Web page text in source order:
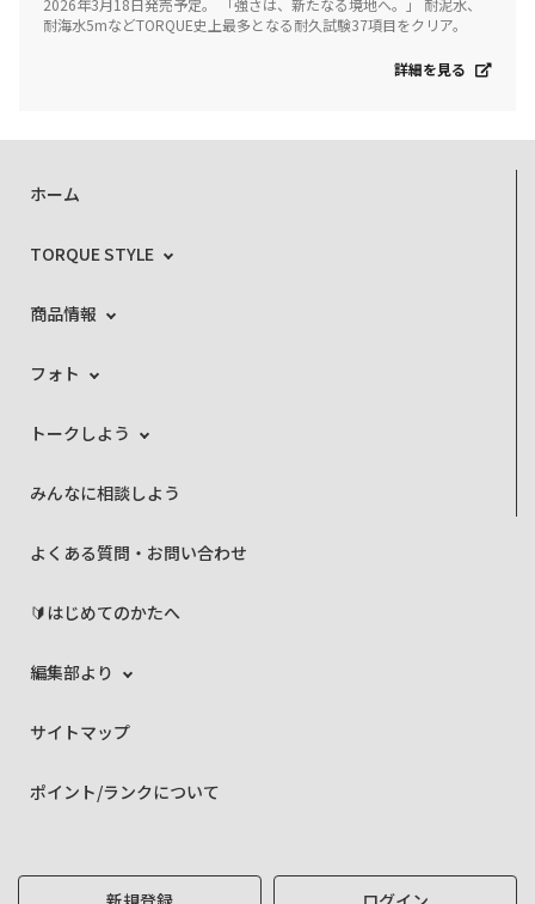
2026年3月18日発売予定。 「強さは、新たなる境地へ。」 耐泥水、
耐海水5mなどTORQUE史上最多となる耐久試験37項目をクリア。
詳細を見る
ホーム
TORQUE STYLE
商品情報
フォト
トークしよう
みんなに相談しよう
よくある質問・お問い合わせ
🔰はじめてのかたへ
編集部より
サイトマップ
ポイント/ランクについて